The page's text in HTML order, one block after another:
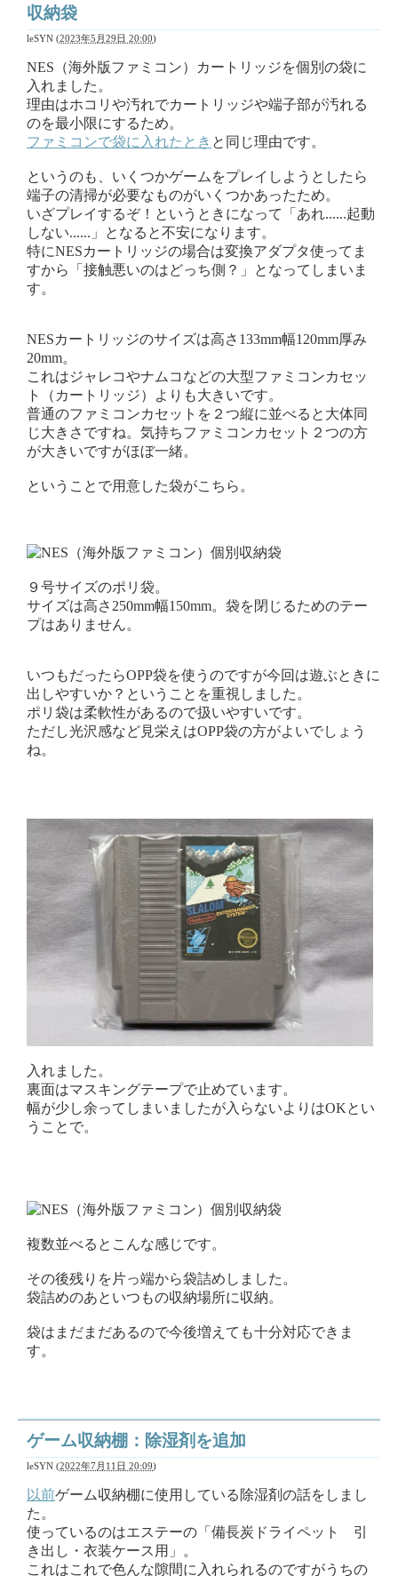
収納袋
leSYN (2023年5月29日 20:00)
NES（海外版ファミコン）カートリッジを個別の袋に
入れました。
理由はホコリや汚れでカートリッジや端子部が汚れる
のを最小限にするため。
ファミコンで袋に入れたとき と同じ理由です。
というのも、いくつかゲームをプレイしようとしたら
端子の清掃が必要なものがいくつかあったため。
いざプレイするぞ！というときになって「あれ......起動
しない......」となると不安になります。
特にNESカートリッジの場合は変換アダプタ使ってま
すから「接触悪いのはどっち側？」となってしまいま
す。
NESカートリッジのサイズは高さ133mm幅120mm厚み
20mm。
これはジャレコやナムコなどの大型ファミコンカセッ
ト（カートリッジ）よりも大きいです。
普通のファミコンカセットを２つ縦に並べると大体同
じ大きさですね。気持ちファミコンカセット２つの方
が大きいですがほぼ一緒。
ということで用意した袋がこちら。
９号サイズのポリ袋。
サイズは高さ250mm幅150mm。袋を閉じるためのテー
プはありません。
いつもだったらOPP袋を使うのですが今回は遊ぶときに
出しやすいか？ということを重視しました。
ポリ袋は柔軟性があるので扱いやすいです。
ただし光沢感など見栄えはOPP袋の方がよいでしょう
ね。
入れました。
裏面はマスキングテープで止めています。
幅が少し余ってしまいましたが入らないよりはOKとい
うことで。
複数並べるとこんな感じです。
その後残りを片っ端から袋詰めしました。
袋詰めのあといつもの収納場所に収納。
袋はまだまだあるので今後増えても十分対応できま
す。
ゲーム収納棚：除湿剤を追加
leSYN (2022年7月11日 20:09)
以前ゲーム収納棚に使用している除湿剤の話をしまし
た。
使っているのはエステーの「備長炭ドライペット 引
き出し・衣装ケース用」。
これはこれで色んな隙間に入れられるのですがうちの